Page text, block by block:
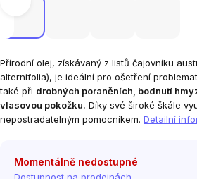
Přírodní olej, získávaný z listů čajovníku
alternifolia), je ideální pro ošetření
také při drobných poraněních, bodnutí
vlasovou pokožku. Díky své široké škále
nepostradatelným pomocníkem. Detailní
Momentálně nedostupné